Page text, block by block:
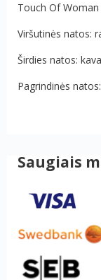
Touch Of
Viršutinės natos:
Širdies natos:
Pagrindinės
Saugiais